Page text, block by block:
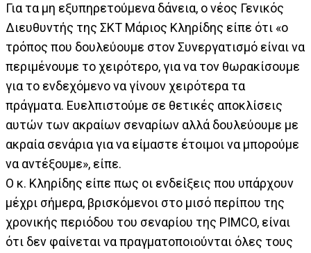
Για τα μη εξυπηρετούμενα δάνεια, ο νέος Γενικός
Διευθυντής της ΣΚΤ Μάριος Κληρίδης είπε ότι «ο
τρόπος που δουλεύουμε στον Συνεργατισμό είναι να
περιμένουμε το χειρότερο, για να τον θωρακίσουμε
για το ενδεχόμενο να γίνουν χειρότερα τα
πράγματα. Ευελπιστούμε σε θετικές αποκλίσεις
αυτών των ακραίων σεναρίων αλλά δουλεύουμε με
ακραία σενάρια για να είμαστε έτοιμοι να μπορούμε
να αντέξουμε», είπε.
Ο κ. Κληρίδης είπε πως οι ενδείξεις που υπάρχουν
μέχρι σήμερα, βρισκόμενοι στο μισό περίπου της
χρονικής περιόδου του σεναρίου της PIMCO, είναι
ότι δεν φαίνεται να πραγματοποιούνται όλες τους